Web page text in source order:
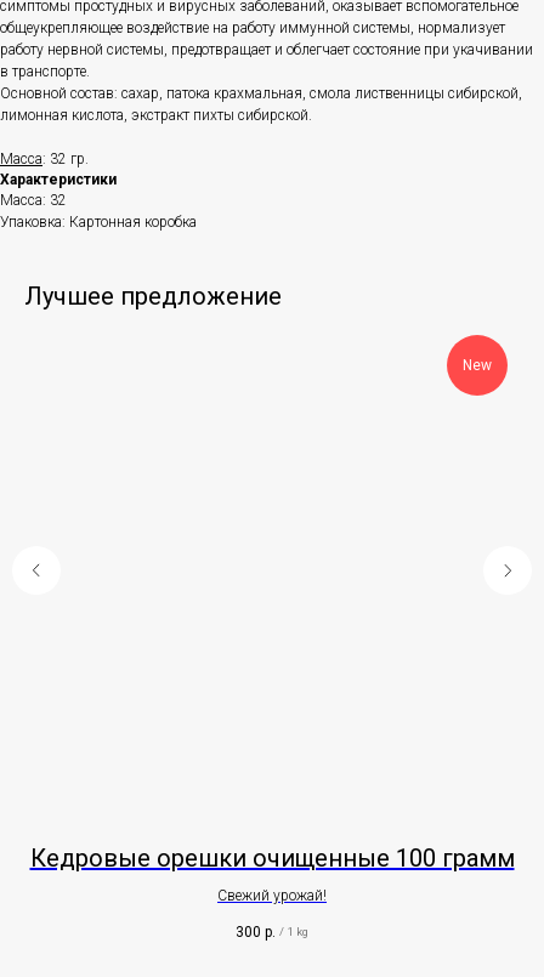
симптомы простудных и вирусных заболеваний, оказывает вспомогательное
общеукрепляющее воздействие на работу иммунной системы, нормализует
работу нервной системы, предотвращает и облегчает состояние при укачивании
в транспорте.
Основной состав: сахар, патока крахмальная, смола лиственницы сибирской,
лимонная кислота, экстракт пихты сибирской.
Масса: 32 гр.
Характеристики
Масса: 32
Упаковка: Картонная коробка
Лучшее предложение
New
Кедровые орешки очищенные 100 грамм
Свежий урожай!
300 р. / 1 kg